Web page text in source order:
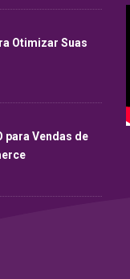
Otimizar Suas
para Vendas de